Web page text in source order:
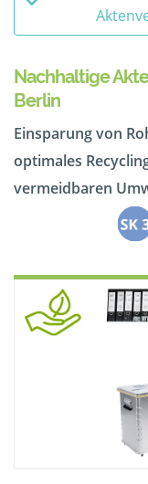
Nachhaltige
Berlin
Einsparung von
optimales
vermeidbaren